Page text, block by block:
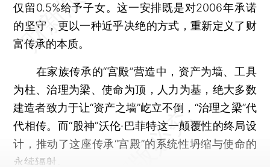
仅留0.5%给予子女。这一安排既是对2006年承诺
的坚守，更以一种近乎决绝的方式，重新定义了财
富传承的本质。
在家族传承的“宫殿”营造中，资产为墙、工具
为柱、治理为梁、使命为顶，人力为基，绝大多数
建造者致力于让“资产之墙”屹立不倒，“治理之梁”代
代相传。而“股神”沃伦·巴菲特这一颠覆性的终局设
计，推动了这座传承“宫殿”的系统性坍缩与使命的
永续辐射。